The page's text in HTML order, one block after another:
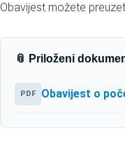
Obavijest možete
📎 Priloženi
PDF Obavijest o